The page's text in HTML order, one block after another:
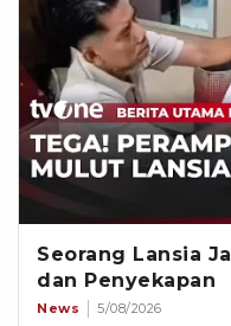
Seorang Lansia
dan Penyekapan
News 5/08/2026